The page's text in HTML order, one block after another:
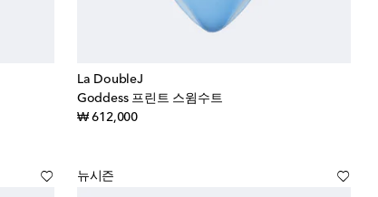
La DoubleJ
Goddess 프린트 스윔수트
₩ 612,000original price
뉴시즌